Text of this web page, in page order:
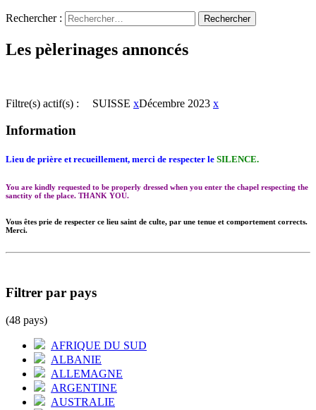
Rechercher :
Les pèlerinages annoncés
Filtre(s) actif(s) : SUISSE xDécembre 2023 x
Information
Lieu de prière et recueillement, merci de respecter le SILENCE.
You are kindly requested to be properly dressed when you enter the chapel respecting the
sanctity of the place. THANK YOU.
Vous êtes prie de respecter ce lieu saint de culte, par une tenue et comportement corrects.
Merci.
Filtrer par pays
(48 pays)
AFRIQUE DU SUD
ALBANIE
ALLEMAGNE
ARGENTINE
AUSTRALIE